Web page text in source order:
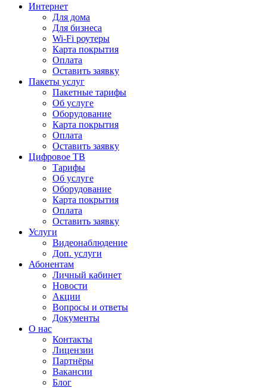
Интернет
Для дома
Для бизнеса
Wi-Fi роутеры
Карта покрытия
Оплата
Оставить заявку
Пакеты услуг
Пакетные тарифы
Об услуге
Оборудование
Карта покрытия
Оплата
Оставить заявку
Цифровое ТВ
Тарифы
Об услуге
Оборудование
Карта покрытия
Оплата
Оставить заявку
Услуги
Видеонаблюдение
Доп. услуги
Абонентам
Личный кабинет
Новости
Акции
Вопросы и ответы
Документы
О нас
Контакты
Лицензии
Партнёры
Вакансии
Блог